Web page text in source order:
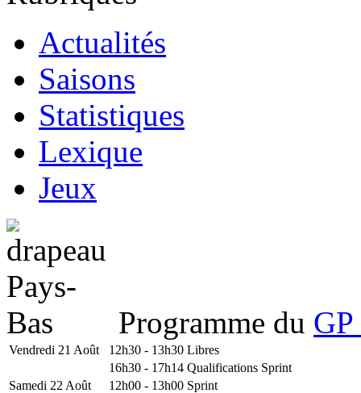
Actualités
Saisons
Statistiques
Lexique
Jeux
Programme du
Vendredi 21 Août 12h30 - 13h30 Libres
16h30 - 17h14 Qualifications Sprint
Samedi 22 Août
12h00 - 13h00 Sprint